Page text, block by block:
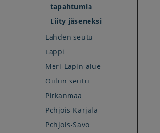
tapahtumia
Liity jäseneksi
Lahden seutu
Lappi
Meri-Lapin alue
Oulun seutu
Pirkanmaa
Pohjois-Karjala
Pohjois-Savo